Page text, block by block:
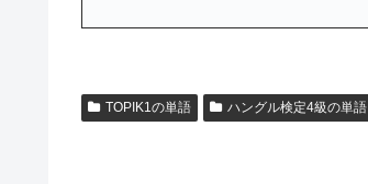
TOPIK1の単語 ハングル検定4級の単語